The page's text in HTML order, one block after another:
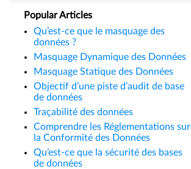
Popular Articles
Qu’est-ce que le masquage des
données ?
Masquage Dynamique des Données
Masquage Statique des Données
Objectif d’une piste d’audit de base
de données
Traçabilité des données
Comprendre les Réglementations sur
la Conformité des Données
Qu’est-ce que la sécurité des bases
de données